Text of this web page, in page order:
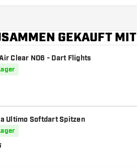
(MM)
GEKAUFT MIT
Air Clear NO6 - Dart Flights
Ultimo Softdart Spitzen